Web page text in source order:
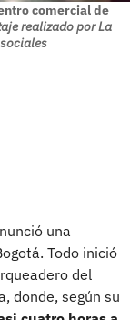
comercial de
realizado por La
una
Todo inició
del
donde, según su